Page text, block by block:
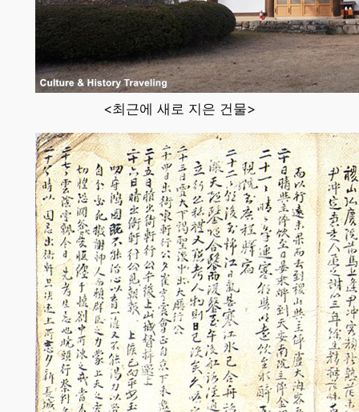
<최근에 새로 지은 건물>